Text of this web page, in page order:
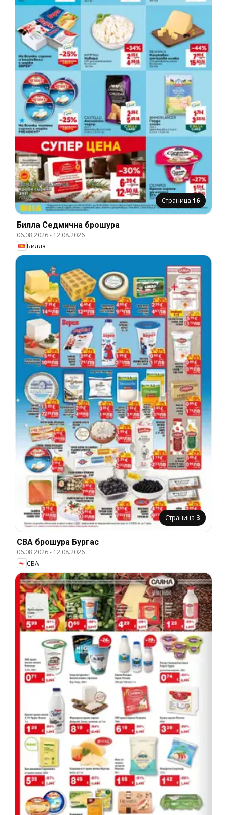
Страница 16
Билла Cедмична брошура
06.08.2026- 12.08.2026
Билла
Страница 3
CBA брошура Бургас
06.08.2026- 12.08.2026
CBA